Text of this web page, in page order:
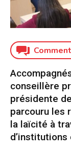
conseillère
présidente
parcouru les
la laïcité à